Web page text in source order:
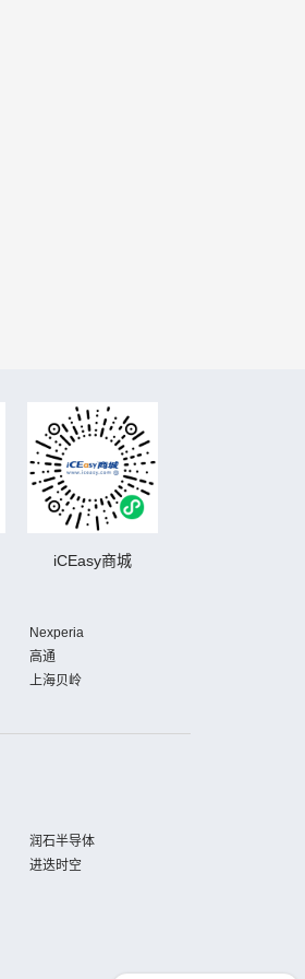
iCEasy商城
Nexperia
高通
上海贝岭
润石半导体
进迭时空